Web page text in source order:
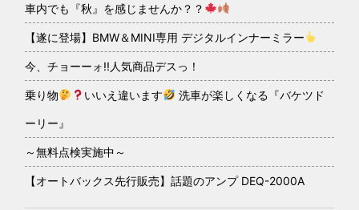
車内でも『秋』を感じませんか？？
【遂に登場】BMW＆MINI専用 デジタルインナーミラー
今、チョーーォ!!人気商品デスっ！
乗り物 いいえ違います 洗車が楽しくなる『バケツド
ーリー』
～無料点検実施中～
【オートバックス先行販売】話題のアンプ DEQ-2000A